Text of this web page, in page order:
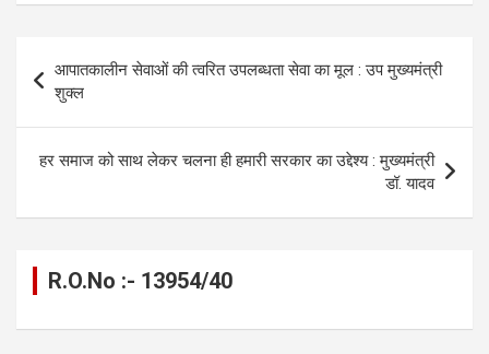
o
o
k
g A
p
a
n
k
navigation
आपातकालीन सेवाओं की त्वरित उपलब्धता सेवा का मूल : उप मुख्यमंत्री
शुक्ल
हर समाज को साथ लेकर चलना ही हमारी सरकार का उद्देश्य : मुख्यमंत्री
डॉ. यादव
R.O.No :- 13954/40